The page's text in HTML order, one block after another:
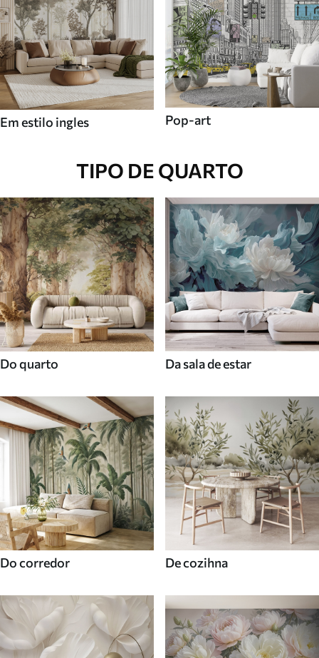
Em estilo ingles Pop-art
TIPO DE QUARTO
Do quarto Da sala de estar
Do corredor De cozihna